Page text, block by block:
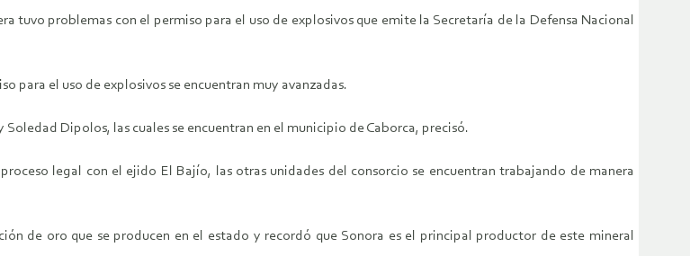
tuvo problemas con el permiso para el uso de explosivos que emite la Secretaría de la Defensa Nacional
para el uso de explosivos se encuentran muy avanzadas.
Soledad Dipolos, las cuales se encuentran en el municipio de Caborca, precisó.
legal con el ejido El Bajío, las otras unidades del consorcio se encuentran trabajando de manera
de oro que se producen en el estado y recordó que Sonora es el principal productor de este mineral